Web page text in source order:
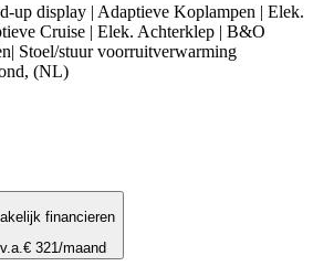
up display | Adaptieve Koplampen | Elek.
Cruise | Elek. Achterklep | B&O
Stoel/stuur voorruitverwarming
(NL)
financieren
v.a.€ 321/maand